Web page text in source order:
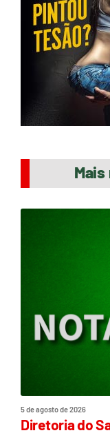
5 de agosto de 2026
Diretoria do